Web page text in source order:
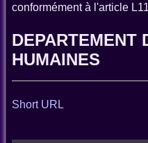
conformément à l'article
DEPARTEMENT
HUMAINES
Short URL